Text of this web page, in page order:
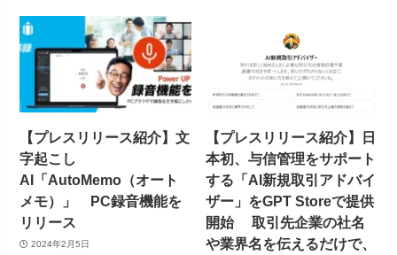
【プレスリリース紹介】文
字起こし
AI「AutoMemo（オート
メモ）」 PC録音機能を
リリース
2024年2月5日
【プレスリリース紹介】日
本初、与信管理をサポート
する「AI新規取引アドバイ
ザー」をGPT Storeで提供
開始 取引先企業の社名
や業界名を伝えるだけで、